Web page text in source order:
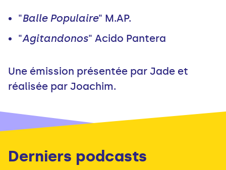
"Balle Populaire" M.AP.
"Agitandonos" Acido Pantera
Une émission présentée par Jade et
réalisée par Joachim.
Derniers podcasts